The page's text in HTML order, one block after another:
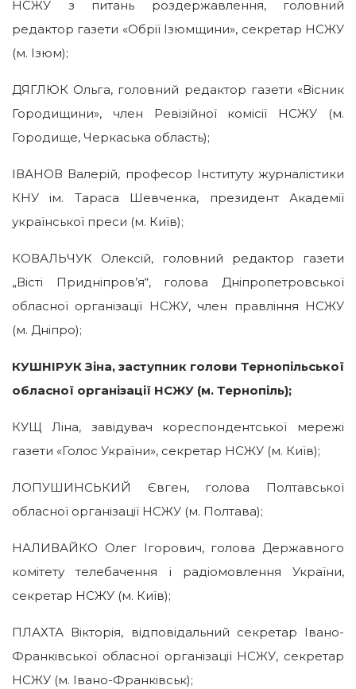
НСЖУ з питань роздержавлення, головний
редактор газети «Обрії Ізюмщини», секретар НСЖУ
(м. Ізюм);
ДЯГЛЮК Ольга, головний редактор газети «Вісник
Городищини», член Ревізійної комісії НСЖУ (м.
Городище, Черкаська область);
ІВАНОВ Валерій, професор Інституту журналістики
КНУ ім. Тараса Шевченка, президент Академії
української преси (м. Київ);
КОВАЛЬЧУК Олексій, головний редактор газети
„Вісті Придніпров’я“, голова Дніпропетровської
обласної організації НСЖУ, член правління НСЖУ
(м. Дніпро);
КУШНІРУК Зіна, заступник голови Тернопільської
обласної організації НСЖУ (м. Тернопіль);
КУЩ Ліна, завідувач кореспондентської мережі
газети «Голос України», секретар НСЖУ (м. Київ);
ЛОПУШИНСЬКИЙ Євген, голова Полтавської
обласної організації НСЖУ (м. Полтава);
НАЛИВАЙКО Олег Ігорович, голова Державного
комітету телебачення і радіомовлення України,
секретар НСЖУ (м. Київ);
ПЛАХТА Вікторія, відповідальний секретар Івано-
Франківської обласної організації НСЖУ, секретар
НСЖУ (м. Івано-Франківськ);